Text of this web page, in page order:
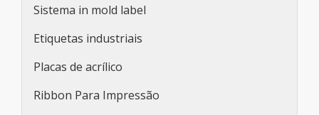
Sistema in mold label
Etiquetas industriais
Placas de acrílico
Ribbon Para Impressão